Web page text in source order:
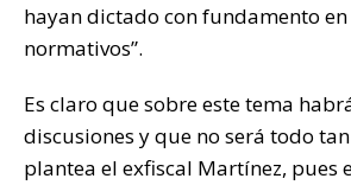
hayan dictado con fundamento
normativos”.
Es claro que sobre este tema
discusiones y que no será todo
plantea el exfiscal Martínez, pues